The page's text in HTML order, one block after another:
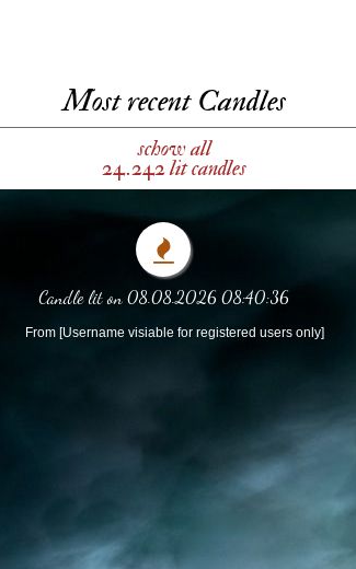
Most recent Candles
schow all
24.242 lit candles
Candle lit on 08.08.2026 08:40:36
From [Username visiable for registered users only]